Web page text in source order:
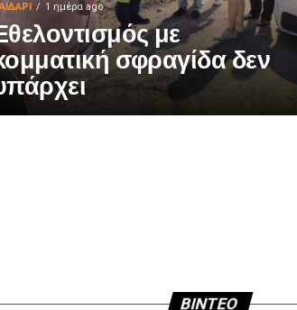
1 ημέρα ago
με
σφραγίδα δεν
BINTEO